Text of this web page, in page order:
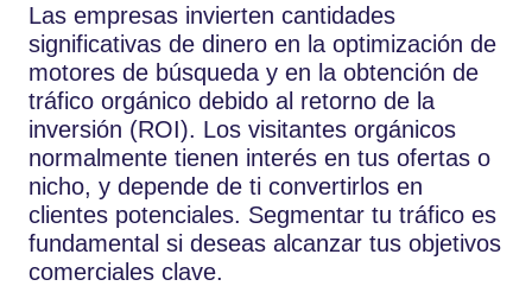
Las empresas invierten cantidades
significativas de dinero en la optimización de
motores de búsqueda y en la obtención de
tráfico orgánico debido al retorno de la
inversión (ROI). Los visitantes orgánicos
normalmente tienen interés en tus ofertas o
nicho, y depende de ti convertirlos en
clientes potenciales. Segmentar tu tráfico es
fundamental si deseas alcanzar tus objetivos
comerciales clave.